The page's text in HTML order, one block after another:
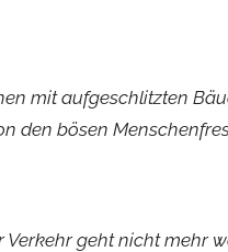
mit aufgeschlitzten
den bösen
geht nicht mehr